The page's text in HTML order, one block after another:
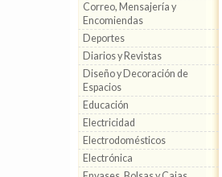
Correo, Mensajería y
Encomiendas
Deportes
Diarios y Revistas
Diseño y Decoración de
Espacios
Educación
Electricidad
Electrodomésticos
Electrónica